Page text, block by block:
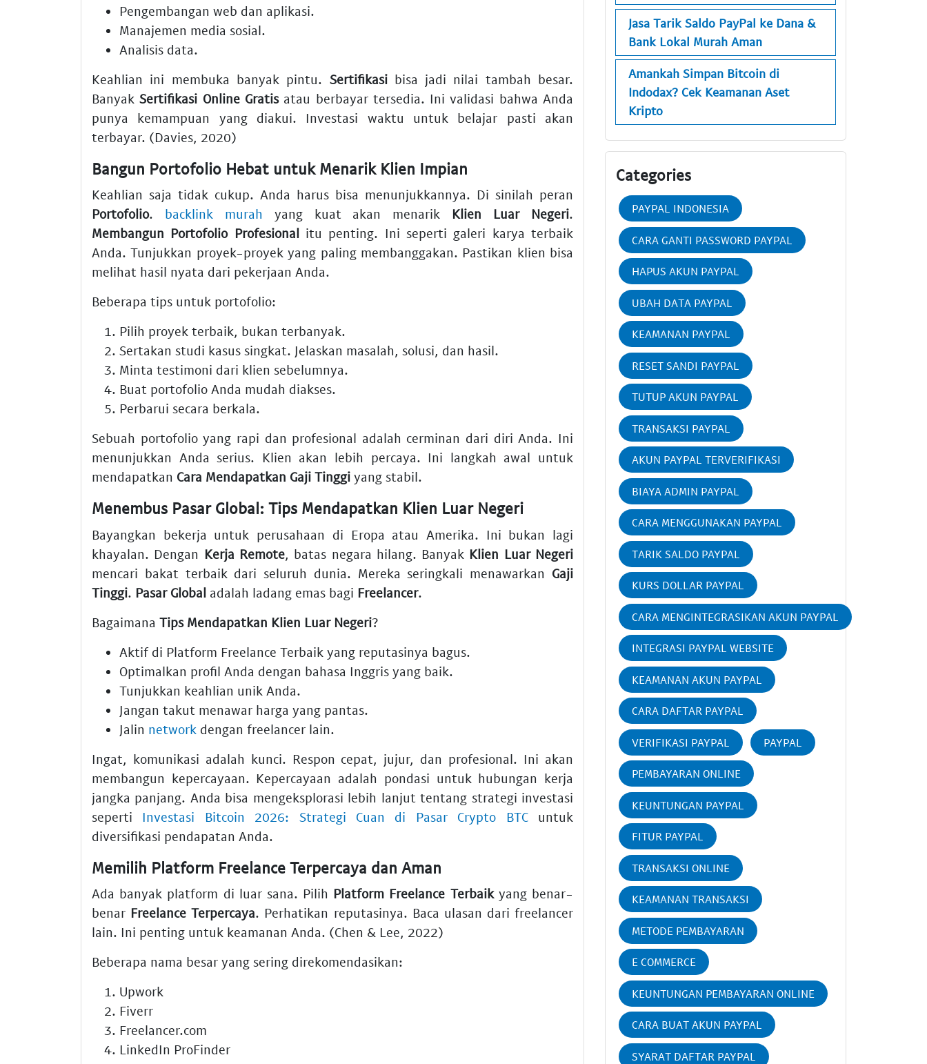
Pengembangan web dan aplikasi.
Manajemen media sosial.
Analisis data.
Keahlian ini membuka banyak pintu. Sertifikasibisa jadi nilai tambah besar.
BanyakSertifikasi Online Gratisatau berbayar tersedia. Ini validasi bahwa Anda
punya kemampuan yang diakui. Investasi waktu untuk belajar pasti akan
terbayar. (Davies, 2020)
Bangun Portofolio Hebat untuk Menarik Klien Impian
Keahlian saja tidak cukup. Anda harus bisa menunjukkannya. Di sinilah peran
Portofolio. backlink murah yang kuat akan menarik Klien Luar Negeri.
Membangun Portofolio Profesionalitu penting. Ini seperti galeri karya terbaik
Anda. Tunjukkan proyek-proyek yang paling membanggakan. Pastikan klien bisa
melihat hasil nyata dari pekerjaan Anda.
Beberapa tips untuk portofolio:
Pilih proyek terbaik, bukan terbanyak.
Sertakan studi kasus singkat. Jelaskan masalah, solusi, dan hasil.
Minta testimoni dari klien sebelumnya.
Buat portofolio Anda mudah diakses.
Perbarui secara berkala.
Sebuah portofolio yang rapi dan profesional adalah cerminan dari diri Anda. Ini
menunjukkan Anda serius. Klien akan lebih percaya. Ini langkah awal untuk
mendapatkan Cara Mendapatkan Gaji Tinggi yang stabil.
Menembus Pasar Global: Tips Mendapatkan Klien Luar Negeri
Bayangkan bekerja untuk perusahaan di Eropa atau Amerika. Ini bukan lagi
khayalan. Dengan Kerja Remote, batas negara hilang. Banyak Klien Luar Negeri
mencari bakat terbaik dari seluruh dunia. Mereka seringkali menawarkan Gaji
Tinggi. Pasar Global adalah ladang emas bagi Freelancer.
Bagaimana Tips Mendapatkan Klien Luar Negeri?
Aktif di Platform Freelance Terbaik yang reputasinya bagus.
Optimalkan profil Anda dengan bahasa Inggris yang baik.
Tunjukkan keahlian unik Anda.
Jangan takut menawar harga yang pantas.
Jalin network dengan freelancer lain.
Ingat, komunikasi adalah kunci. Respon cepat, jujur, dan profesional. Ini akan
membangun kepercayaan. Kepercayaan adalah pondasi untuk hubungan kerja
jangka panjang. Anda bisa mengeksplorasi lebih lanjut tentang strategi investasi
seperti Investasi Bitcoin 2026: Strategi Cuan di Pasar Crypto BTCuntuk
diversifikasi pendapatan Anda.
Memilih Platform Freelance Terpercaya dan Aman
Ada banyak platform di luar sana. Pilih Platform Freelance Terbaikyang benar-
benar Freelance Terpercaya. Perhatikan reputasinya. Baca ulasan dari freelancer
lain. Ini penting untuk keamanan Anda. (Chen & Lee, 2022)
Beberapa nama besar yang sering direkomendasikan:
Upwork
Fiverr
Freelancer.com
LinkedIn ProFinder
Jasa Tarik Saldo PayPal ke Dana &
Bank Lokal Murah Aman
Amankah Simpan Bitcoin di
Indodax? Cek Keamanan Aset
Kripto
Categories
PAYPAL INDONESIA
CARA GANTI PASSWORD PAYPAL
HAPUS AKUN PAYPAL
UBAH DATA PAYPAL
KEAMANAN PAYPAL
RESET SANDI PAYPAL
TUTUP AKUN PAYPAL
TRANSAKSI PAYPAL
AKUN PAYPAL TERVERIFIKASI
BIAYA ADMIN PAYPAL
CARA MENGGUNAKAN PAYPAL
TARIK SALDO PAYPAL
KURS DOLLAR PAYPAL
CARA MENGINTEGRASIKAN AKUN PAYPAL
INTEGRASI PAYPAL WEBSITE
KEAMANAN AKUN PAYPAL
CARA DAFTAR PAYPAL
VERIFIKASI PAYPAL PAYPAL
PEMBAYARAN ONLINE
KEUNTUNGAN PAYPAL
FITUR PAYPAL
TRANSAKSI ONLINE
KEAMANAN TRANSAKSI
METODE PEMBAYARAN
E COMMERCE
KEUNTUNGAN PEMBAYARAN ONLINE
CARA BUAT AKUN PAYPAL
SYARAT DAFTAR PAYPAL